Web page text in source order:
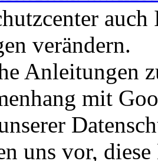
verändern.
Anleitungen
mit
uns vor,